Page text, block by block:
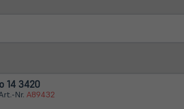
14 3420
Nr. A89432